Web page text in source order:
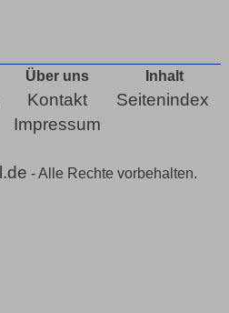
Über uns
Kontakt
Impressum
Inhalt
Seitenindex
- Alle Rechte vorbehalten.